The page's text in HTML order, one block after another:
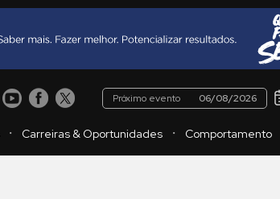
Próximo evento 06/08/2026
・ Carreiras & Oportunidades ・ Comportamento